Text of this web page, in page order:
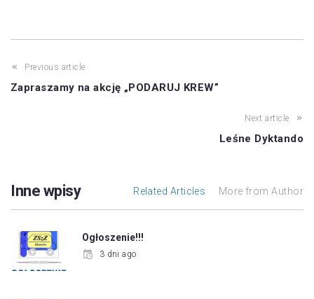
Previous article
Zapraszamy na akcję „PODARUJ KREW”
Next article
Leśne Dyktando
Inne wpisy Related Articles More from Author
Ogłoszenie!!!
3 dni ago